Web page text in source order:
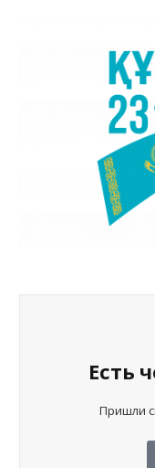
Есть
Пришли